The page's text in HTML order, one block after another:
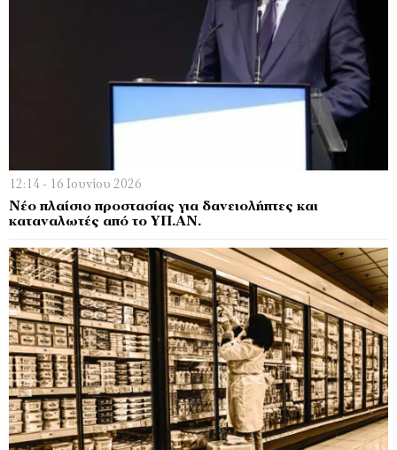
12:14 - 16 Ιουνίου 2026
Νέο πλαίσιο προστασίας για δανειολήπτες και
καταναλωτές από το ΥΠ.ΑΝ.